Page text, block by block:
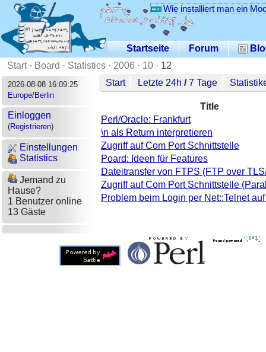
Wie installiert man ein
Startseite Forum
Start· Board · Statistics · 2006 · 10 · 12
2026-08-08 16:09:25
Europe/Berlin
Einloggen
(Registrieren)
Einstellungen
Statistics
Jemand zu
Hause?
1 Benutzer online
13 Gäste
Start Letzte 24h /7 Tage
Title
Perl/Oracle: Frankfurt
\n als Return interpretieren
Zugriff auf Com Port Schnittstelle
Poard: Ideen für Features
Dateitransfer von FTPS (FTP over
Zugriff auf Com Port Schnittstelle
Problem beim Login per Net::Telnet